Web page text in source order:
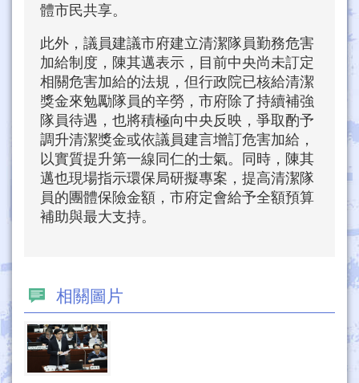
體市民共享。
此外，議員建議市府建立清潔隊員勤務危害
加給制度，陳其邁表示，目前中央尚未訂定
相關危害加給的法規，但行政院已核給清潔
獎金來勉勵隊員的辛勞，市府除了持續補強
隊員待遇，也將積極向中央反映，爭取酌予
調升清潔獎金或依議員建言增訂危害加給，
以實質提升第一線同仁的士氣。同時，陳其
邁也現場指示環保局研擬專案，提高清潔隊
員的團體保險金額，市府定會給予全額預算
補助與最大支持。
相關圖片